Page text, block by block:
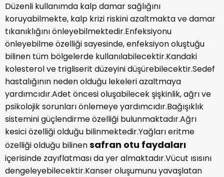
Düzenli kullanımda kalp damar sağlığını
koruyabilmekte, kalp krizi riskini azaltmakta ve damar
tıkanıklığını önleyebilmektedir.Enfeksiyonu
önleyebilme özelliği sayesinde, enfeksiyon oluştuğu
bilinen tüm bölgelerde kullanılabilecektir.Kandaki
kolesterol ve trigliserit düzeyini düşürebilecektir.Sedef
hastalığının neden olduğu lekeleri azaltmaya
yardımcıdır.Adet öncesi oluşabilecek şişkinlik, ağrı ve
psikolojik sorunları önlemeye yardımcıdır.Bağışıklık
sistemini güçlendirme özelliği bulunmaktadır.Ağrı
kesici özelliği olduğu bilinmektedir.Yağları eritme
özelliği olduğu bilinensafran otu faydaları
içerisinde zayıflatması da yer almaktadır.Vücut ısısını
dengeleyebilecektir.Kanser oluşumunu yavaşlatan